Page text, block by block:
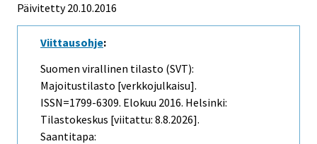
Päivitetty 20.10.2016
Viittausohje:
Suomen virallinen tilasto (SVT):
Majoitustilasto [verkkojulkaisu].
ISSN=1799-6309. Elokuu 2016. Helsinki:
Tilastokeskus [viitattu: 8.8.2026].
Saantitapa: